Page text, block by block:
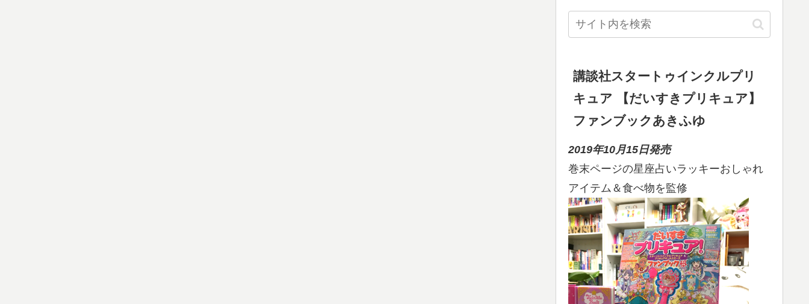
講談社スタートゥインクルプリ
キュア 【だいすきプリキュア】
ファンブックあきふゆ
2019年10月15日発売
巻末ページの星座占いラッキーおしゃれ
アイテム＆食べ物を監修